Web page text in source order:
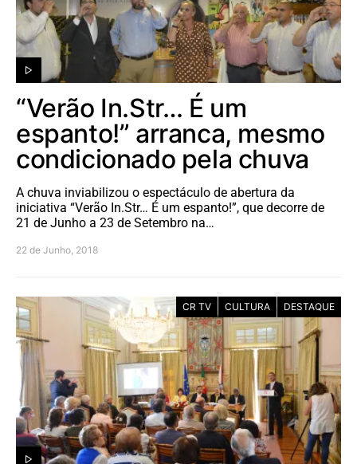
“Verão In.Str… É um
espanto!” arranca, mesmo
condicionado pela chuva
A chuva inviabilizou o espectáculo de abertura da
iniciativa “Verão In.Str… É um espanto!”, que decorre de
21 de Junho a 23 de Setembro na…
22 de Junho, 2018
CR TV CULTURA DESTAQUE